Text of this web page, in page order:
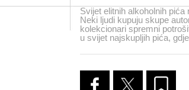
Svijet elitnih alkoholnih
Neki ljudi kupuju skupe
kolekcionari spremni
u svijet najskupljih pića,